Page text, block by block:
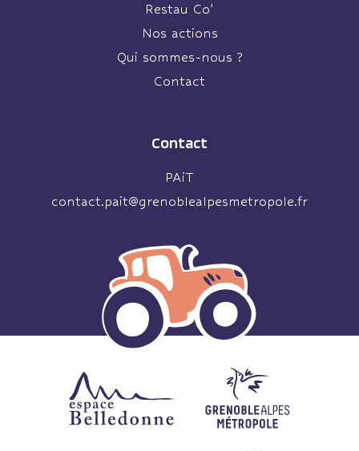
Restau Co’
Nos actions
Qui sommes-nous ?
Contact
Contact
PAiT
contact.pait@grenoblealpesmetropole.fr